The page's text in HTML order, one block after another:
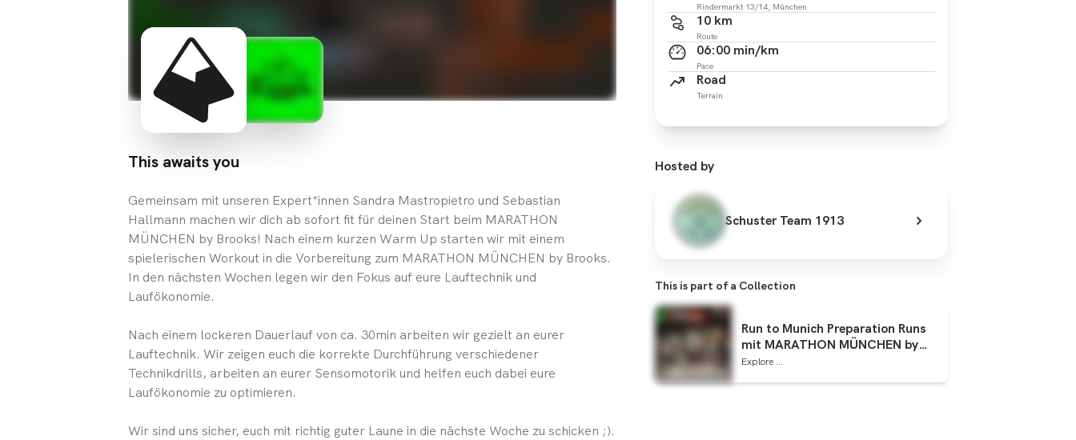
This awaits you
Gemeinsam mit unseren Expert*innen Sandra Mastropietro und Sebastian
Hallmann machen wir dich ab sofort fit für deinen Start beim MARATHON
MÜNCHEN by Brooks! Nach einem kurzen Warm Up starten wir mit einem
spielerischen Workout in die Vorbereitung zum MARATHON MÜNCHEN by Brooks.
In den nächsten Wochen legen wir den Fokus auf eure Lauftechnik und
Laufökonomie.
Nach einem lockeren Dauerlauf von ca. 30min arbeiten wir gezielt an eurer
Lauftechnik. Wir zeigen euch die korrekte Durchführung verschiedener
Technikdrills, arbeiten an eurer Sensomotorik und helfen euch dabei eure
Laufökonomie zu optimieren.
Wir sind uns sicher, euch mit richtig guter Laune in die nächste Woche zu schicken ;).
Rindermarkt 13/14, München
10 km
Route
06:00 min/km
Pace
Road
Terrain
Hosted by
Schuster Team 1913
This is part of a Collection
Run to Munich Preparation Runs
mit MARATHON MÜNCHEN by
Brooks
Explore ...